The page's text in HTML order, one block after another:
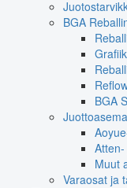
BGA
BGA
Muut
Varaosat ja